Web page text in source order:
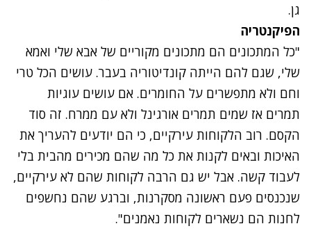
גן.
הפיקנטריה
"כל המתכונים הם מתכונים מקוריים של אבא שלי ואמא
שלי, שגם להם הייתה קונדיטוריה בעבר. עושים הכל טרי
וחם ולא מתפשרים על החומרים. אם עושים עוגיות
תמרים אז שמים תמרים אורגינל ולא עם ממרח. זה סוד
הקסם. רוב הלקוחות עירקיים, כי הם יודעים להעריך את
האיכות ובאים לקנות את כל מה שהם מכירים מהבית בלי
לעבוד קשה. אבל יש גם הרבה לקוחות שהם לא עירקיים,
שנכנסים פעם ראשונה מסקרנות, וברגע שהם נחשפים
לחנות הם נשארים לקוחות נאמנים".